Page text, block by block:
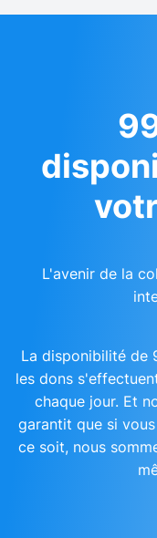
L'avenir de la
La disponibilité de
les dons
chaque jour. Et
garantit que si
ce soit, nous